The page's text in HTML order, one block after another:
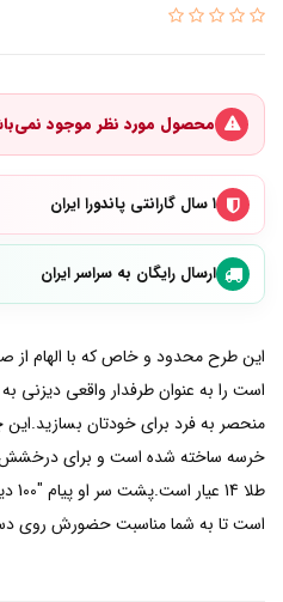
محصول مورد نظر موجود
۱ سال گارانتی پاندورا ایران
ارسال رایگان به سراسر ایران
این طرح محدود و خاص که با الهام از
است را به عنوان طرفدار واقعی دیزنی
منحصر به فرد برای خودتان
خرسه ساخته شده است و برای
است تا به شما مناسبت حضورش روی